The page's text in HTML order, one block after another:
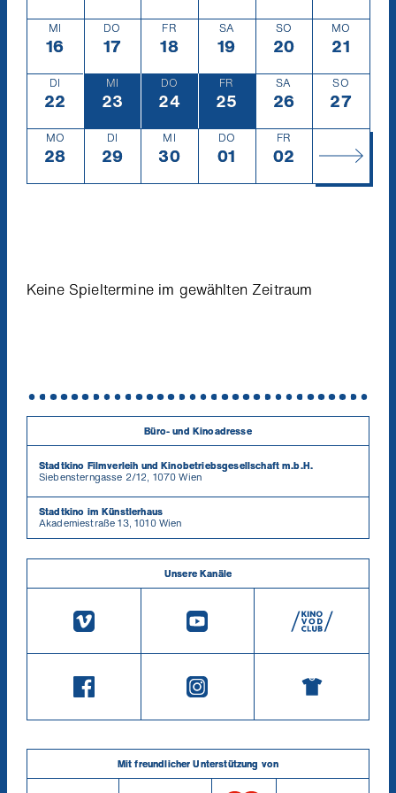
MI
Mittwoch
16.4.
16
DO
Donnerstag
17.4.
17
FR
Freitag
18.4.
18
SA
Samstag
19.4.
19
SO
Sonntag
20.4.
20
MO
Montag
21.4.
21
DI
Dienstag
22.4.
22
MI
Mittwoch
23.4.
23
DO
Donnerstag
24.4.
24
FR
Freitag
25.4.
25
SA
Samstag
26.4.
26
SO
Sonntag
27.4.
27
MO
Montag
28.4.
28
DI
Dienstag
29.4.
29
MI
Mittwoch
30.4.
30
DO
Donnerstag
1.5.
01
FR
Freitag
2.5.
02
Keine Spieltermine im gewählten Zeitraum
Büro- und Kinoadresse
Stadtkino Filmverleih und Kinobetriebsgesellschaft m.b.H.
Siebensterngasse 2/12, 1070 Wien
Stadtkino im Künstlerhaus
Akademiestraße 13, 1010 Wien
Unsere Kanäle
Mit freundlicher Unterstützung von